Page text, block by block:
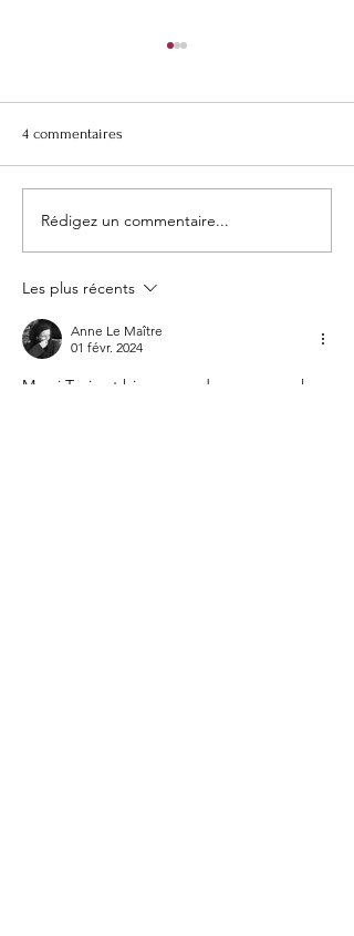
4 commentaires
Rédigez un commentaire...
Les plus récents
Anne Le Maître
01 févr. 2024
Merci Tania et bienvenue dans ce nouvel